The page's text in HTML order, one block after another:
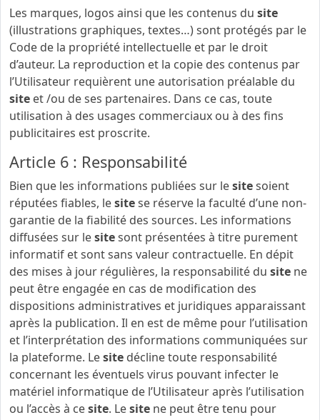
Les marques, logos ainsi que les contenus du site
(illustrations graphiques, textes…) sont protégés par le
Code de la propriété intellectuelle et par le droit
d’auteur. La reproduction et la copie des contenus par
l’Utilisateur requièrent une autorisation préalable du
site et /ou de ses partenaires. Dans ce cas, toute
utilisation à des usages commerciaux ou à des fins
publicitaires est proscrite.
Article 6 : Responsabilité
Bien que les informations publiées sur lesitesoient
réputées fiables, lesitese réserve la faculté d’une non-
garantie de la fiabilité des sources. Les informations
diffusées sur lesitesont présentées à titre purement
informatif et sont sans valeur contractuelle. En dépit
des mises à jour régulières, la responsabilité du site ne
peut être engagée en cas de modification des
dispositions administratives et juridiques apparaissant
après la publication. Il en est de même pour l’utilisation
et l’interprétation des informations communiquées sur
la plateforme. Lesite décline toute responsabilité
concernant les éventuels virus pouvant infecter le
matériel informatique de l’Utilisateur après l’utilisation
ou l’accès à cesite. Lesite ne peut être tenu pour